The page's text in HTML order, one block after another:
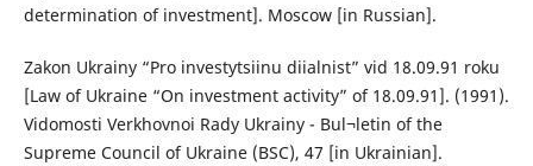
determination of investment]. Moscow [in Russian].
Zakon Ukrainy “Pro investytsiinu diialnist” vid 18.09.91 roku
[Law of Ukraine “On investment activity” of 18.09.91]. (1991).
Vidomosti Verkhovnoi Rady Ukrainy - Bul¬letin of the
Supreme Council of Ukraine (BSC), 47 [in Ukrainian].